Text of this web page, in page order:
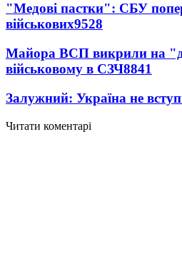
"Медові пастки": СБУ
військових9528
Майора ВСП викрили на
військовому в СЗЧ8841
Залужний: Україна не
Читати коментарі